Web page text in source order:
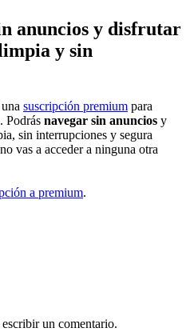
anuncios y disfrutar
y sin
suscripción premium para
Podrás navegar sin anuncios y
sin interrupciones y segura
no vas a acceder a ninguna otra
a premium.
un comentario.